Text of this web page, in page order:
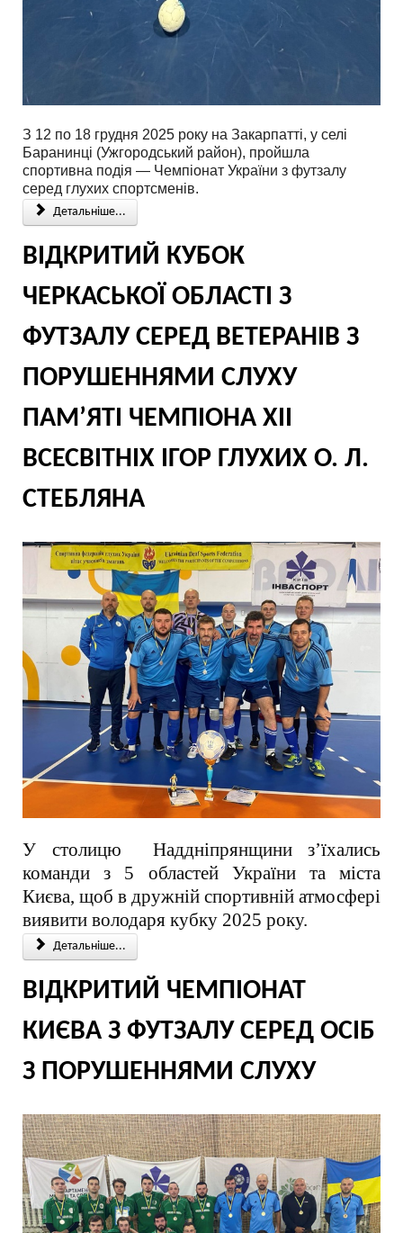
З 12 по 18 грудня 2025 року на Закарпатті, у селі
Баранинці (Ужгородський район), пройшла
спортивна подія — Чемпіонат України з футзалу
серед глухих спортсменів.
Детальніше...
ВІДКРИТИЙ КУБОК
ЧЕРКАСЬКОЇ ОБЛАСТІ З
ФУТЗАЛУ СЕРЕД ВЕТЕРАНІВ З
ПОРУШЕННЯМИ СЛУХУ
ПАМ’ЯТІ ЧЕМПІОНА ХІІ
ВСЕСВІТНІХ ІГОР ГЛУХИХ О. Л.
СТЕБЛЯНА
У столицю Наддніпрянщини з’їхались
команди з 5 областей України та міста
Києва, щоб в дружній спортивній атмосфері
виявити володаря кубку 2025 року.
Детальніше...
ВІДКРИТИЙ ЧЕМПІОНАТ
КИЄВА З ФУТЗАЛУ СЕРЕД ОСІБ
З ПОРУШЕННЯМИ СЛУХУ